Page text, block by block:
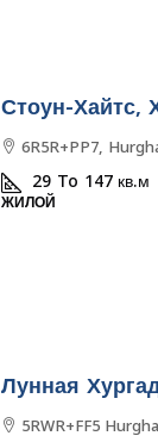
Стоун-Хайтс,
6R5R+PP7,
29 To 147кв.м
ЖИЛОЙ
Лунная
5RWR+FF5